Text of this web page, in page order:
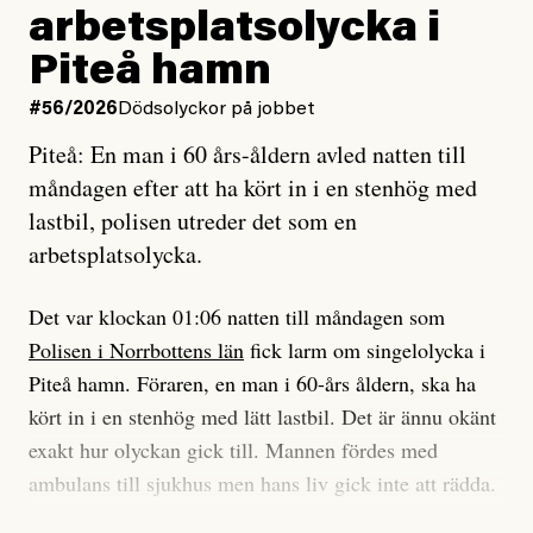
Vad betyder det att vara en röd, grön och oberoende
tidning?
Vad är bra journalistik?
Ett försök till korta svar som jag hoppas kan förtydliga
för Kuhn och Sassarinis-McGowan och andra hur jag
som chefredaktör ser på Dagens ETC:s uppdrag och
roll.
Vi skriver för våra läsare som vill bli informerade,
överraskade, bekräftade, utmanade – och som kräver
att vi granskar allt och alla.
Vi är som sagt en röd, grön och oberoende tidning.
Det betyder en annan journalistik än vad du hittar i
enligt uråldrig metod
och lade min sista ungdom
på att laga en gammal bod.
Jag sökte ljuset och meningen,
efter det som var rent, rätt och sant,
och aldrig såg jag det klarare än
när jag ombord på bussen hjälpte en tant.
#23/2026Intervjun
Jesper Lundby: ”Livet i sig
är ganska politiskt”
arbetsplatsolycka i
Piteå hamn
#56/2026 Dödsolyckor på jobbet
Piteå: En man i 60 års-åldern avled natten till
måndagen efter att ha kört in i en stenhög med
lastbil, polisen utreder det som en
arbetsplatsolycka.
Det var klockan 01:06 natten till måndagen som
Polisen i Norrbottens län fick larm om singelolycka i
Piteå hamn. Föraren, en man i 60-års åldern, ska ha
kört in i en stenhög med lätt lastbil. Det är ännu okänt
exakt hur olyckan gick till. Mannen fördes med
ambulans till sjukhus men hans liv gick inte att rädda.